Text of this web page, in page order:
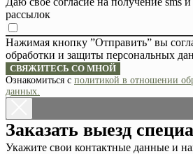
рассылок
Нажимая кнопку ”Отправить” вы
обработки и защиты персональных
СВЯЖИТЕСЬ СО МНОЙ
Ознакомиться с политикой в отношении
данных.
Заказать выезд
Укажите свои контактные данные и